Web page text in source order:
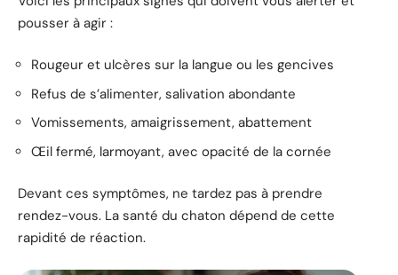
pousser à agir :
Rougeur et ulcères sur la langue ou les gencives
Refus de s’alimenter, salivation abondante
Vomissements, amaigrissement, abattement
Œil fermé, larmoyant, avec opacité de la cornée
Devant ces symptômes, ne tardez pas à prendre
rendez-vous. La santé du chaton dépend de cette
rapidité de réaction.